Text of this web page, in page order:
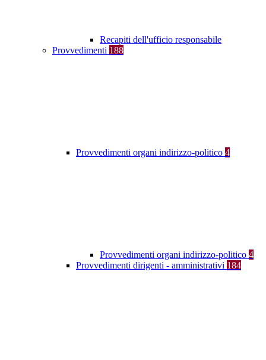
Recapiti dell'ufficio responsabile
Provvedimenti 188
Provvedimenti organi indirizzo-politico 4
Provvedimenti organi indirizzo-politico 4
Provvedimenti dirigenti - amministrativi 184